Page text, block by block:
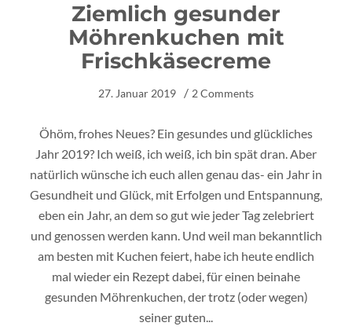
Ziemlich gesunder
Möhrenkuchen mit
Frischkäsecreme
27. Januar 2019 2 Comments
Öhöm, frohes Neues? Ein gesundes und glückliches
Jahr 2019? Ich weiß, ich weiß, ich bin spät dran. Aber
natürlich wünsche ich euch allen genau das- ein Jahr in
Gesundheit und Glück, mit Erfolgen und Entspannung,
eben ein Jahr, an dem so gut wie jeder Tag zelebriert
und genossen werden kann. Und weil man bekanntlich
am besten mit Kuchen feiert, habe ich heute endlich
mal wieder ein Rezept dabei, für einen beinahe
gesunden Möhrenkuchen, der trotz (oder wegen)
seiner guten...